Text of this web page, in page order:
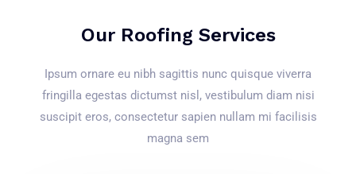
Our Roofing Services
Ipsum ornare eu nibh sagittis nunc quisque viverra
fringilla egestas dictumst nisl, vestibulum diam nisi
suscipit eros, consectetur sapien nullam mi facilisis
magna sem